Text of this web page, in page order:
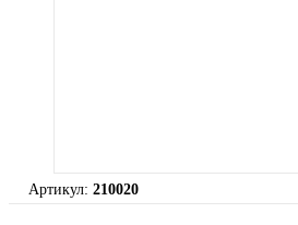
Артикул: 210020